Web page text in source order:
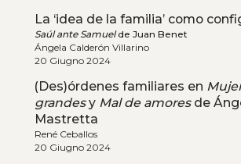
La ‘idea de la familia’ como
Saúl ante Samuelde Juan Benet
Ángela Calderón Villarino
20 Giugno 2024
(Des)órdenes familiares en
grandesy Mal de amoresde
Mastretta
René Ceballos
20 Giugno 2024